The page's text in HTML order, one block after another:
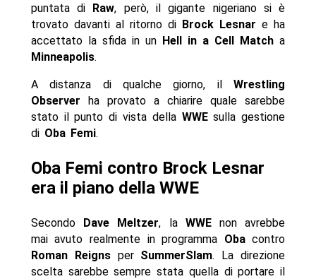
puntata di Raw, però, il gigante nigeriano si è
trovato davanti al ritorno di Brock Lesnar e ha
accettato la sfida in un Hell in a Cell Match a
Minneapolis.
A distanza di qualche giorno, ilWrestling
Observer ha provato a chiarire quale sarebbe
stato il punto di vista della WWEsulla gestione
di Oba Femi.
Oba Femi contro Brock Lesnar
era il piano della WWE
Secondo Dave Meltzer, la WWEnon avrebbe
mai avuto realmente in programma Obacontro
Roman Reignsper SummerSlam. La direzione
scelta sarebbe sempre stata quella di portare il